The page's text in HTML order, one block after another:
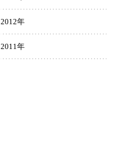
2012年
2011年